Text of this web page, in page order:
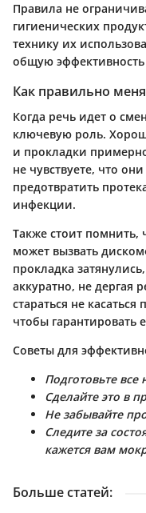
Правила не
гигиенических
технику их
общую эффективность
Как правильно
Когда речь идет о
ключевую роль.
и прокладки
не чувствуете, что
предотвратить
инфекции.
Также стоит помнить,
может вызвать
прокладка
аккуратно, не дергая
стараться не
чтобы гарантировать
Советы для
Подготовьте
Сделайте это в
Не забывайте
Следите за
кажется вам
Больше статей: